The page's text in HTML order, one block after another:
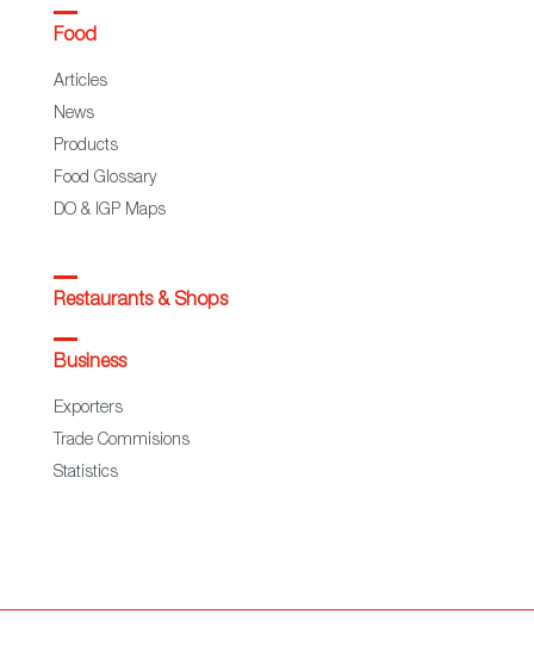
Food
Articles
News
Products
Food Glossary
DO & IGP Maps
Restaurants & Shops
Business
Exporters
Trade Commisions
Statistics